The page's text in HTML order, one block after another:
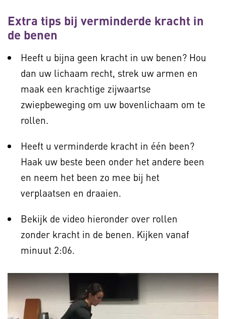
Extra tips bij verminderde kracht in
de benen
Heeft u bijna geen kracht in uw benen? Hou
dan uw lichaam recht, strek uw armen en
maak een krachtige zijwaartse
zwiepbeweging om uw bovenlichaam om te
rollen.
Heeft u verminderde kracht in één been?
Haak uw beste been onder het andere been
en neem het been zo mee bij het
verplaatsen en draaien.
Bekijk de video hieronder over rollen
zonder kracht in de benen. Kijken vanaf
minuut 2:06.